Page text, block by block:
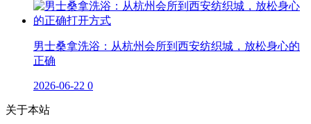
男士桑拿洗浴：从杭州会所到西安纺织城，放松身心的
正确
2026-06-22 0
关于本站